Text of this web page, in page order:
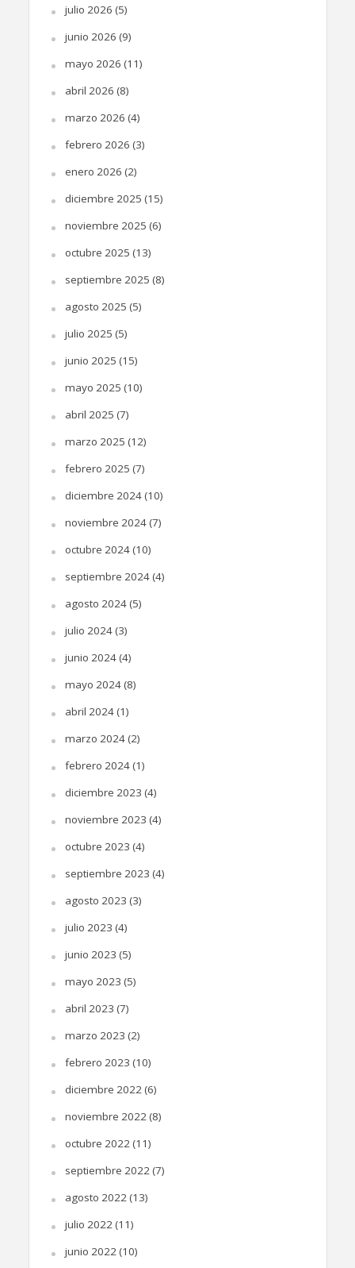
julio 2026 (5)
junio 2026 (9)
mayo 2026 (11)
abril 2026 (8)
marzo 2026 (4)
febrero 2026 (3)
enero 2026 (2)
diciembre 2025 (15)
noviembre 2025 (6)
octubre 2025 (13)
septiembre 2025 (8)
agosto 2025 (5)
julio 2025 (5)
junio 2025 (15)
mayo 2025 (10)
abril 2025 (7)
marzo 2025 (12)
febrero 2025 (7)
diciembre 2024(10)
noviembre 2024(7)
octubre 2024(10)
septiembre 2024(4)
agosto 2024(5)
julio 2024(3)
junio 2024(4)
mayo 2024(8)
abril 2024(1)
marzo 2024(2)
febrero 2024(1)
diciembre 2023 (4)
noviembre 2023 (4)
octubre 2023 (4)
septiembre 2023 (4)
agosto 2023 (3)
julio 2023 (4)
junio 2023 (5)
mayo 2023 (5)
abril 2023 (7)
marzo 2023 (2)
febrero 2023 (10)
diciembre 2022 (6)
noviembre 2022 (8)
octubre 2022 (11)
septiembre 2022 (7)
agosto 2022 (13)
julio 2022 (11)
junio 2022 (10)